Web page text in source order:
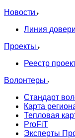
Новости
Линия
Проекты
Реестр
Волонтеры
Стандарт
Карта
Тепловая
ProFiT
Эксперты